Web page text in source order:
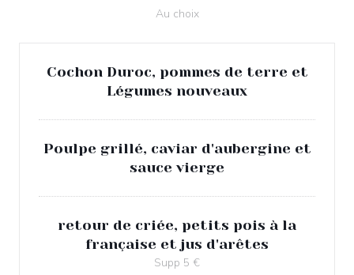
Au choix
Cochon Duroc, pommes de terre et
Légumes nouveaux
Poulpe grillé, caviar d'aubergine et
sauce vierge
retour de criée, petits pois à la
française et jus d'arêtes
Supp 5 €